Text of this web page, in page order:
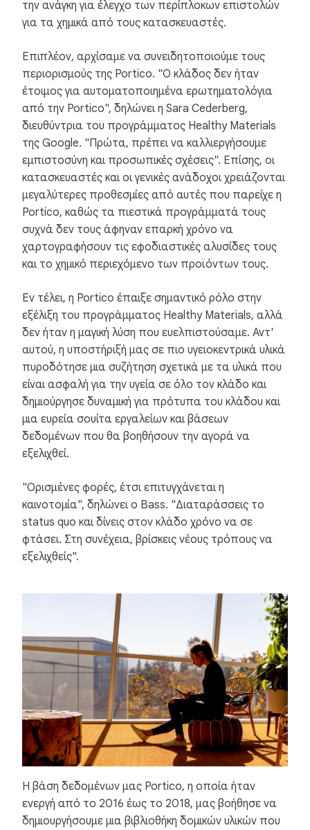
την ανάγκη για έλεγχο των περίπλοκων επιστολών
για τα χημικά από τους κατασκευαστές.
Επιπλέον, αρχίσαμε να συνειδητοποιούμε τους
περιορισμούς της Portico. "Ο κλάδος δεν ήταν
έτοιμος για αυτοματοποιημένα ερωτηματολόγια
από την Portico", δηλώνει η Sara Cederberg,
διευθύντρια του προγράμματος Healthy Materials
της Google. "Πρώτα, πρέπει να καλλιεργήσουμε
εμπιστοσύνη και προσωπικές σχέσεις". Επίσης, οι
κατασκευαστές και οι γενικές ανάδοχοι χρειάζονται
μεγαλύτερες προθεσμίες από αυτές που παρείχε η
Portico, καθώς τα πιεστικά προγράμματά τους
συχνά δεν τους άφηναν επαρκή χρόνο να
χαρτογραφήσουν τις εφοδιαστικές αλυσίδες τους
και το χημικό περιεχόμενο των προϊόντων τους.
Εν τέλει, η Portico έπαιξε σημαντικό ρόλο στην
εξέλιξη του προγράμματος Healthy Materials, αλλά
δεν ήταν η μαγική λύση που ευελπιστούσαμε. Αντ'
αυτού, η υποστήριξή μας σε πιο υγειοκεντρικά υλικά
πυροδότησε μια συζήτηση σχετικά με τα υλικά που
είναι ασφαλή για την υγεία σε όλο τον κλάδο και
δημιούργησε δυναμική για πρότυπα του κλάδου και
μια ευρεία σουίτα εργαλείων και βάσεων
δεδομένων που θα βοηθήσουν την αγορά να
εξελιχθεί.
"Ορισμένες φορές, έτσι επιτυγχάνεται η
καινοτομία", δηλώνει ο Bass. "Διαταράσσεις το
status quo και δίνεις στον κλάδο χρόνο να σε
φτάσει. Στη συνέχεια, βρίσκεις νέους τρόπους να
εξελιχθείς".
Η βάση δεδομένων μας Portico, η οποία ήταν
ενεργή από το 2016 έως το 2018, μας βοήθησε να
δημιουργήσουμε μια βιβλιοθήκη δομικών υλικών που